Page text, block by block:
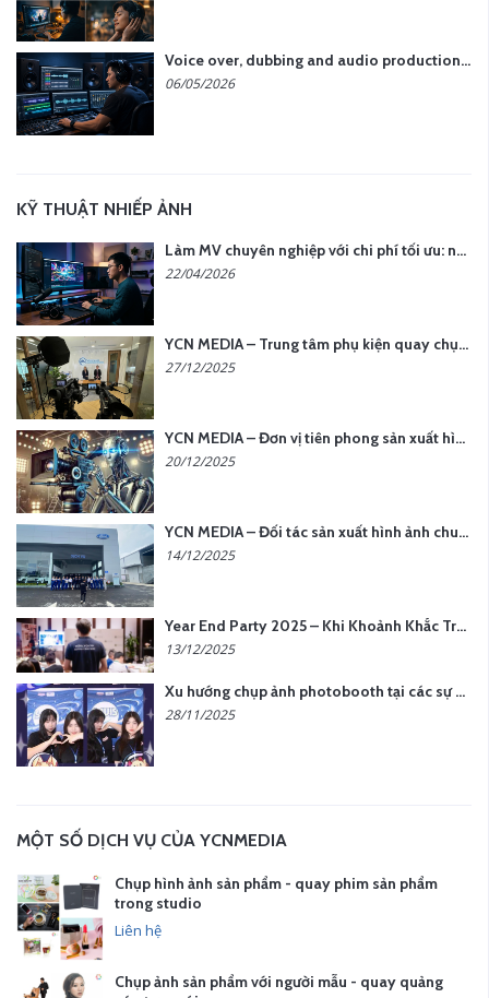
Voice over, dubbing and audio production services in Vietnam for global content
06/05/2026
KỸ THUẬT NHIẾP ẢNH
Làm MV chuyên nghiệp với chi phí tối ưu: nên chọn quay thực tế hay video AI?
22/04/2026
YCN MEDIA – Trung tâm phụ kiện quay chụp tại Hà Nội
27/12/2025
YCN MEDIA – Đơn vị tiên phong sản xuất hình ảnh & âm thanh bằng AI tại Hà Nội
20/12/2025
YCN MEDIA – Đối tác sản xuất hình ảnh chuyên nghiệp cho doanh nghiệp tại Hà Nội
14/12/2025
Year End Party 2025 – Khi Khoảnh Khắc Trở Thành Dấu Ấn | Gói Ưu Đãi Tháng 12 Từ YCN Media
13/12/2025
Xu hướng chụp ảnh photobooth tại các sự kiện hiện nay
28/11/2025
MỘT SỐ DỊCH VỤ CỦA YCNMEDIA
Chụp hình ảnh sản phẩm - quay phim sản phẩm
trong studio
Liên hệ
Chụp ảnh sản phẩm với người mẫu - quay quảng